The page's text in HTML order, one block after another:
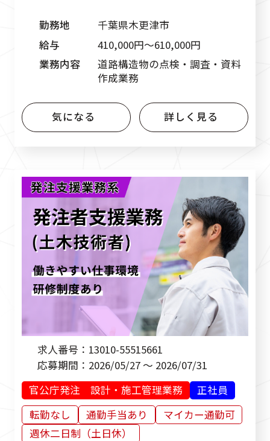
勤務地
千葉県木更津市
給与
410,000円〜610,000円
業務内容
道路構造物の点検・調査・資料
作成業務
気になる 詳しく見る
求人番号： 13010-55515661
応募期間： 2026/05/27 ～ 2026/07/31
官公庁発注 設計・施工管理業務
正社員
転勤なし
通勤手当あり
マイカー通勤可
週休二日制（土日休）